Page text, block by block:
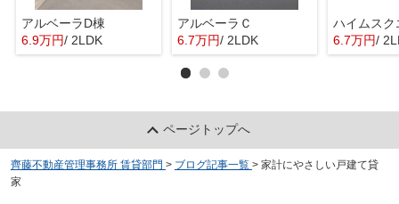
アルベーラD棟
6.9万円/ 2LDK
アルベーラＣ
6.7万円/ 2LDK 6.7万円/
ページトップへ
齊藤不動産管理事務所 賃貸部門 > ブログ記事一覧 > 家計にやさしい戸建て貸
家